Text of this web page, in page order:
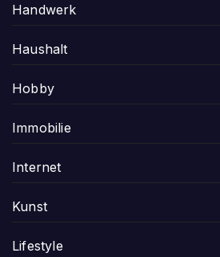
Handwerk
Haushalt
Hobby
Immobilie
Internet
Kunst
Lifestyle